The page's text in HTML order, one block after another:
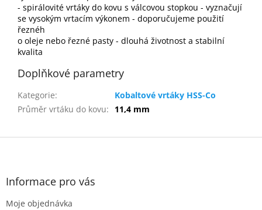
- spirálovité vrtáky do kovu s válcovou stopkou - vyznačují
se vysokým vrtacím výkonem - doporučujeme použití
řeznéh
o oleje nebo řezné pasty - dlouhá životnost a stabilní
kvalita
Doplňkové parametry
Kategorie:
Kobaltové vrtáky HSS-Co
Průměr vrtáku do kovu: 11,4 mm
Z
Informace pro vás
Moje objednávka